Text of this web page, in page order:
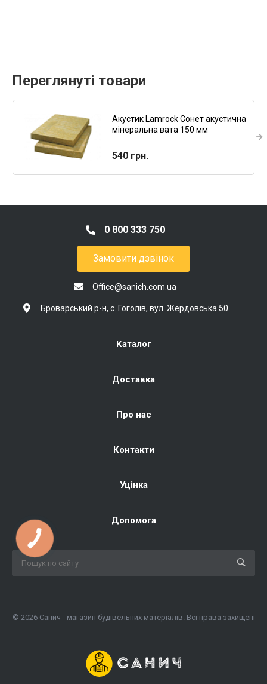
Переглянуті товари
Акустик Lamrock Сонет акустична
мінеральна вата 150 мм
540 грн.
0 800 333 750
Замовити дзвінок
Office@sanich.com.ua
Броварський р-н, с. Гоголів, вул. Жердовська 50
Каталог
Доставка
Про нас
Контакти
Уцінка
Допомога
© 2026 Санич - магазин будівельних матеріалів. Всі права захищені